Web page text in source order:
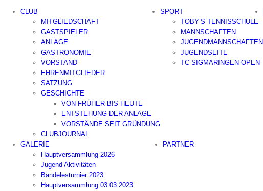
Inhalt
CLUB
MITGLIEDSCHAFT
GASTSPIELER
ANLAGE
GASTRONOMIE
VORSTAND
EHRENMITGLIEDER
SATZUNG
GESCHICHTE
VON FRÜHER BIS HEUTE
ENTSTEHUNG DER ANLAGE
VORSTÄNDE SEIT GRÜNDUNG
CLUBJOURNAL
SPORT
TOBY’S TENNISSCHULE
MANNSCHAFTEN
JUGENDMANNSCHAFTEN
JUGENDSEITE
TC SIGMARINGEN OPEN
GALERIE
Hauptversammlung 2026
Jugend Aktivitäten
Bändelesturnier 2023
Hauptversammlung 03.03.2023
PARTNER